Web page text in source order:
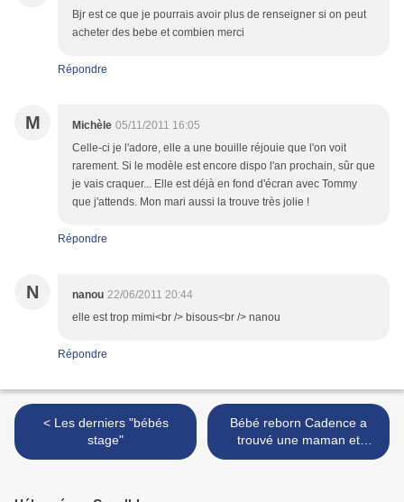
Bjr est ce que je pourrais avoir plus de renseigner si on peut
acheter des bebe et combien merci
Répondre
M Michèle 05/11/2011 16:05
Celle-ci je l'adore, elle a une bouille réjouie que l'on voit
rarement. Si le modèle est encore dispo l'an prochain, sûr que
je vais craquer... Elle est déjà en fond d'écran avec Tommy
que j'attends. Mon mari aussi la trouve très jolie !
Répondre
N nanou 22/06/2011 20:44
elle est trop mimi<br /> bisous<br /> nanou
Répondre
< Les derniers "bébés
stage"
Bébé reborn Cadence a
trouvé une maman et
s'appellera Clémence >